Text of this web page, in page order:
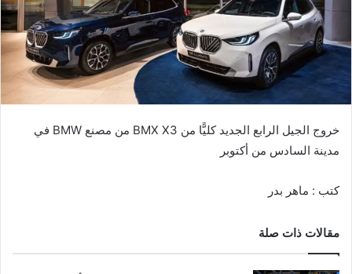
خروج الجيل الرابع الجديد كليًّا من BMX X3 من مصنع BMW في
مدينة السادس من أكتوبر
كتب : ماهر بدر
مقالات ذات صلة